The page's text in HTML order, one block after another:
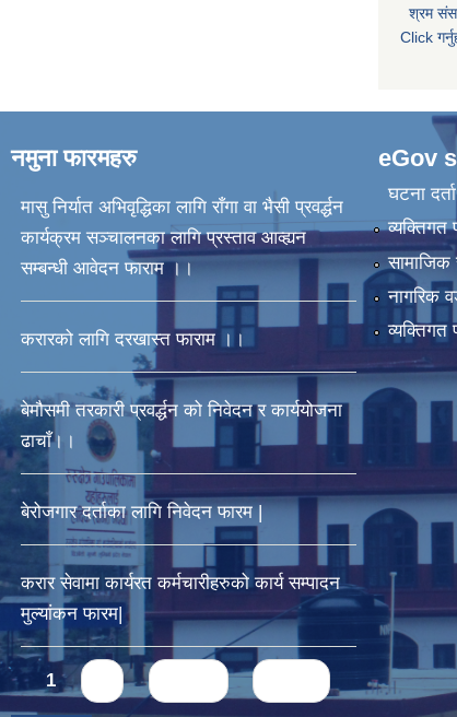
श्रम
Click
नमुना फारमहरु
मासु निर्यात अभिवृद्धिका लागि राँगा वा भैसी प्रवर्द्धन
कार्यक्रम सञ्चालनका लागि प्रस्ताव आव्ह्यन
सम्बन्धी आवेदन फाराम ।।
करारको लागि दरखास्त फाराम ।।
बेमौसमी तरकारी प्रवर्द्धन को निवेदन र कार्ययोजना
ढाचाँ।।
बेरोजगार दर्ताका लागि निवेदन फारम |
करार सेवामा कार्यरत कर्मचारीहरुको कार्य सम्पादन
मुल्यांकन फारम|
Pages
1
eGov
घटना दर्ता
व्यक्तिगत
सामाजिक
नागरिक
व्यक्तिगत